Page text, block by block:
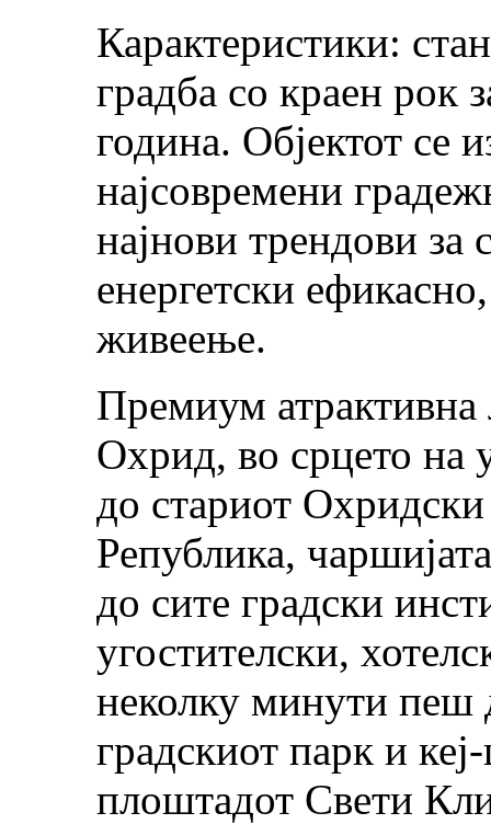
Карактеристики:
градба со краен рок
година. Објектот се
најсовремени
најнови трендови за
енергетски
живеење.
Премиум атрактивна
Охрид, во срцето на
до стариот
Република,
до сите градски
угостителски,
неколку минути пеш
градскиот парк и
плоштадот Свети